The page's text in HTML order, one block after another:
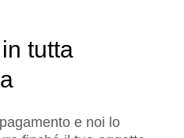
tutta
e noi lo